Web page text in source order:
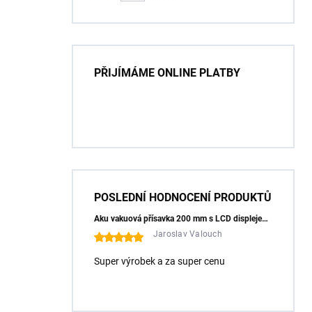
PŘIJÍMÁME ONLINE PLATBY
POSLEDNÍ HODNOCENÍ PRODUKTŮ
Aku vakuová přísavka 200 mm s LCD displejem (150 kg) - HÖGERT HT3B355
Jaroslav Valouch
Super výrobek a za super cenu